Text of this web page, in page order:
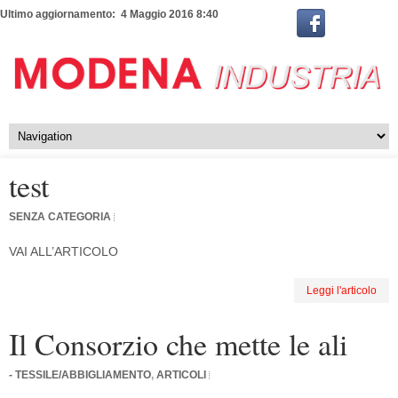
Ultimo aggiornamento: 4 Maggio 2016 8:40
test
SENZA CATEGORIA
VAI ALL’ARTICOLO
Leggi l'articolo
Il Consorzio che mette le ali
- TESSILE/ABBIGLIAMENTO, ARTICOLI